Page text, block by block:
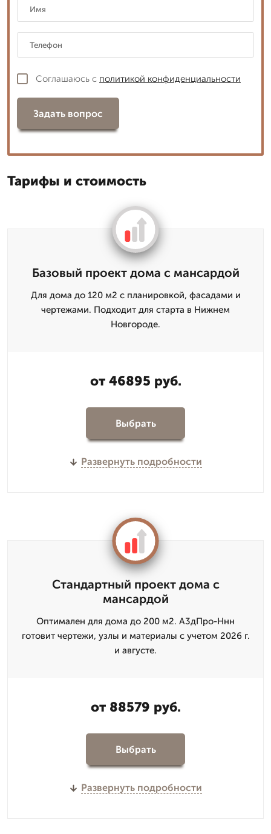
Соглашаюсь с политикой конфиденциальности
Задать вопрос
Тарифы и стоимость
Базовый проект дома с мансардой
Для дома до 120 м2 с планировкой, фасадами и
чертежами. Подходит для старта в Нижнем
Новгороде.
от 46895 руб.
Выбрать
Развернуть подробности
Стандартный проект дома с
мансардой
Оптимален для дома до 200 м2. А3дПро-Ннн
готовит чертежи, узлы и материалы с учетом 2026 г.
и августе.
от 88579 руб.
Выбрать
Развернуть подробности